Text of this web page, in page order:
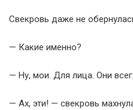
Свекровь даже не
— Какие именно?
— Ну, мои. Для лица. Они
— Ах, эти! — свекровь